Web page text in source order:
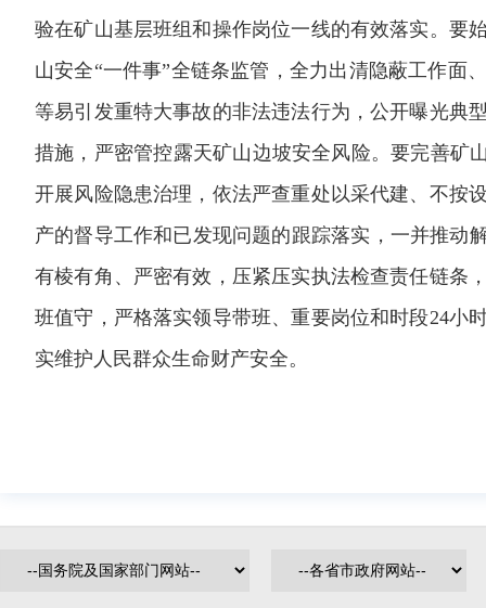
验在矿山基层班组和操作岗位一线的有效落实。要
山安全“一件事”全链条监管，全力出清隐蔽工作面
等易引发重特大事故的非法违法行为，公开曝光典
措施，严密管控露天矿山边坡安全风险。要完善矿
开展风险隐患治理，依法严查重处以采代建、不按
产的督导工作和已发现问题的跟踪落实，一并推动
有棱有角、严密有效，压紧压实执法检查责任链条
班值守，严格落实领导带班、重要岗位和时段24小
实维护人民群众生命财产安全。